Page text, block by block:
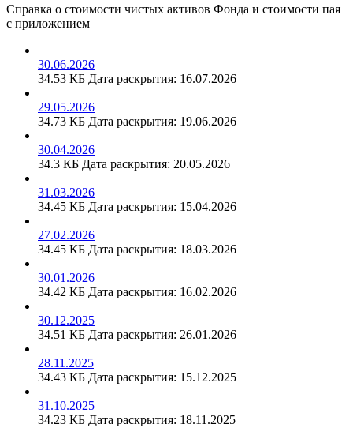
Справка о стоимости чистых активов Фонда и стоимости пая
с приложением
30.06.2026
34.53 КБ Дата раскрытия: 16.07.2026
29.05.2026
34.73 КБ Дата раскрытия: 19.06.2026
30.04.2026
34.3 КБ Дата раскрытия: 20.05.2026
31.03.2026
34.45 КБ Дата раскрытия: 15.04.2026
27.02.2026
34.45 КБ Дата раскрытия: 18.03.2026
30.01.2026
34.42 КБ Дата раскрытия: 16.02.2026
30.12.2025
34.51 КБ Дата раскрытия: 26.01.2026
28.11.2025
34.43 КБ Дата раскрытия: 15.12.2025
31.10.2025
34.23 КБ Дата раскрытия: 18.11.2025